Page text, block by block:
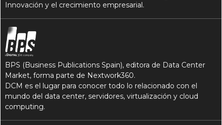
Innovación y el crecimiento empresarial.
BPS (Business Publications Spain), editora de Data Center
Market, forma parte de Nextwork360.
DCM es el lugar para conocer todo lo relacionado con el
mundo del data center, servidores, virtualización y cloud
computing.